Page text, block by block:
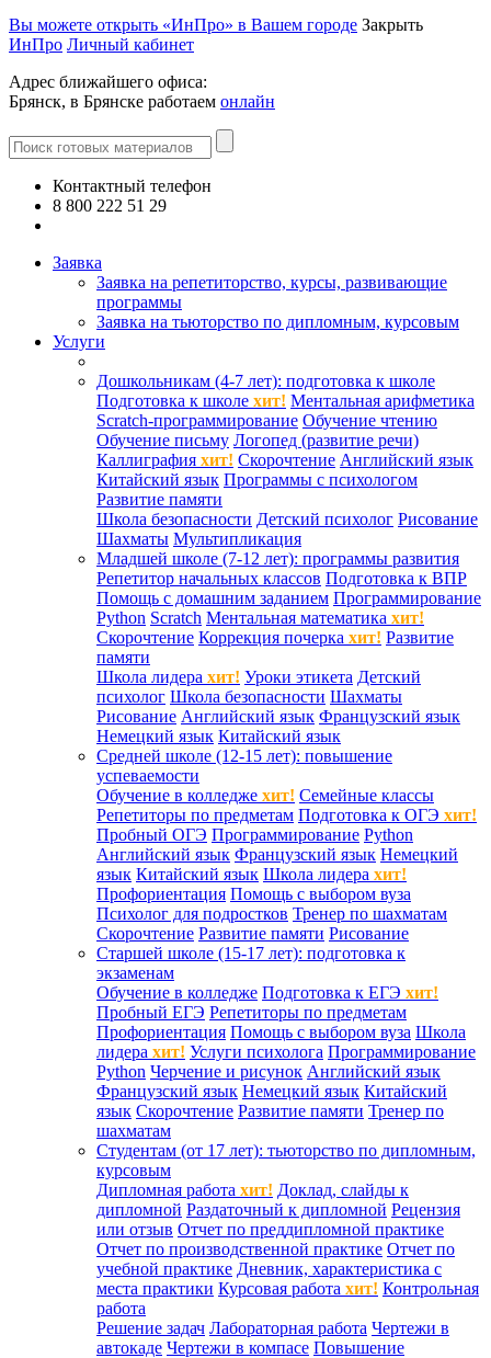
Вы можете открыть «ИнПро» в Вашем городе Закрыть
ИнПро Личный кабинет
Адрес ближайшего офиса:
Брянск, в Брянске работаем онлайн
Контактный телефон
8 800 222 51 29
Заявка
Заявка на репетиторство, курсы, развивающие
программы
Заявка на тьюторство по дипломным, курсовым
Услуги
Дошкольникам (4-7 лет): подготовка к школе
Подготовка к школе хит! Ментальная арифметика
Scratch-программирование Обучение чтению
Обучение письму Логопед (развитие речи)
Каллиграфия хит! Скорочтение Английский язык
Китайский язык Программы с психологом
Развитие памяти
Школа безопасности Детский психолог Рисование
Шахматы Мультипликация
Младшей школе (7-12 лет): программы развития
Репетитор начальных классов Подготовка к ВПР
Помощь с домашним заданием Программирование
Python Scratch Ментальная математика хит!
Скорочтение Коррекция почерка хит! Развитие
памяти
Школа лидера хит! Уроки этикета Детский
психолог Школа безопасности Шахматы
Рисование Английский язык Французский язык
Немецкий язык Китайский язык
Средней школе (12-15 лет): повышение
успеваемости
Обучение в колледже хит! Семейные классы
Репетиторы по предметам Подготовка к ОГЭ хит!
Пробный ОГЭ Программирование Python
Английский язык Французский язык Немецкий
язык Китайский язык Школа лидера хит!
Профориентация Помощь с выбором вуза
Психолог для подростков Тренер по шахматам
Скорочтение Развитие памяти Рисование
Старшей школе (15-17 лет): подготовка к
экзаменам
Обучение в колледже Подготовка к ЕГЭ хит!
Пробный ЕГЭ Репетиторы по предметам
Профориентация Помощь с выбором вуза Школа
лидера хит! Услуги психолога Программирование
Python Черчение и рисунок Английский язык
Французский язык Немецкий язык Китайский
язык Скорочтение Развитие памяти Тренер по
шахматам
Студентам (от 17 лет): тьюторство по дипломным,
курсовым
Дипломная работа хит! Доклад, слайды к
дипломной Раздаточный к дипломной Рецензия
или отзыв Отчет по преддипломной практике
Отчет по производственной практике Отчет по
учебной практике Дневник, характеристика с
места практики Курсовая работа хит! Контрольная
работа
Решение задач Лабораторная работа Чертежи в
автокаде Чертежи в компасе Повышение